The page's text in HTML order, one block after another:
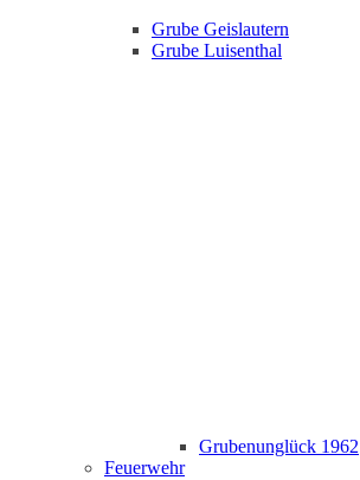
Grube Geislautern
Grube Luisenthal
Grubenunglück 1962
Feuerwehr